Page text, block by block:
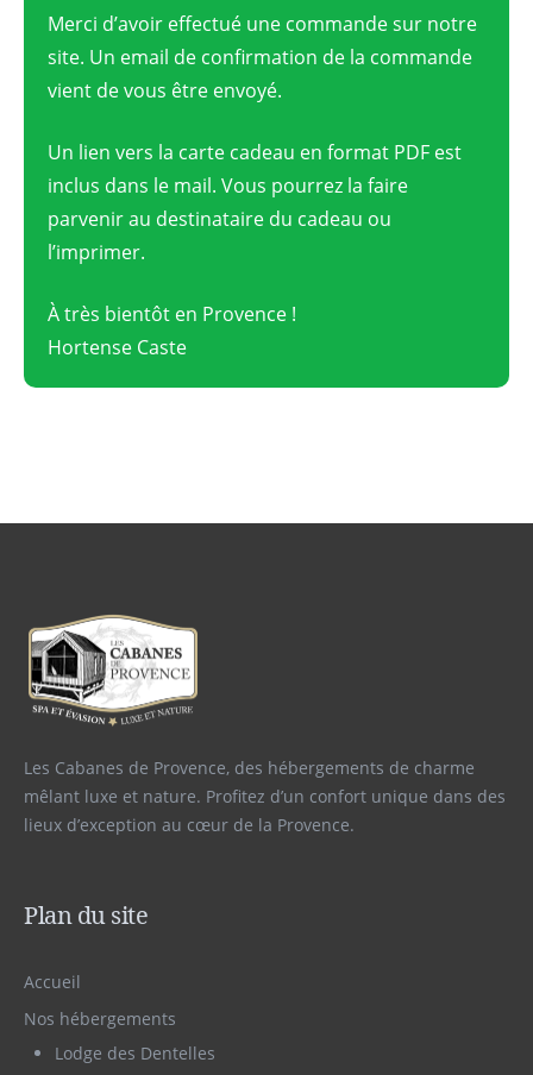
Merci d’avoir effectué une commande sur notre
site. Un email de confirmation de la commande
vient de vous être envoyé.
Un lien vers la carte cadeau en format PDF est
inclus dans le mail. Vous pourrez la faire
parvenir au destinataire du cadeau ou
l’imprimer.
À très bientôt en Provence !
Hortense Caste
Les Cabanes de Provence, des hébergements de charme
mêlant luxe et nature. Profitez d’un confort unique dans des
lieux d’exception au cœur de la Provence.
Plan du site
Accueil
Nos hébergements
Lodge des Dentelles